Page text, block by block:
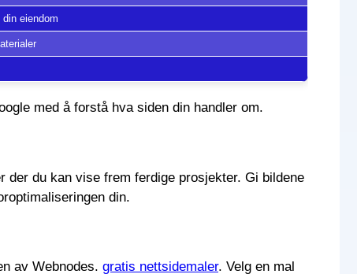
eiendom
med å forstå hva siden din handler om.
du kan vise frem ferdige prosjekter. Gi bildene
din.
av Webnodes. gratis nettsidemaler. Velg en mal